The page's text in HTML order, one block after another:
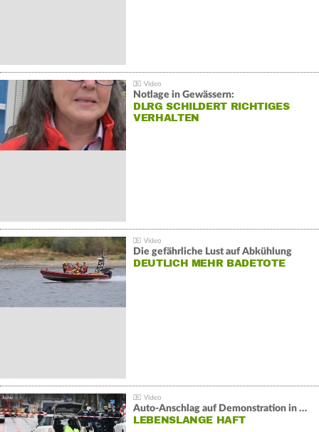
Notlage in Gewässern:
DLRG SCHILDERT RICHTIGES
VERHALTEN
Die gefährliche Lust auf Abkühlung
DEUTLICH MEHR BADETOTE
Auto-Anschlag auf Demonstration in München:
LEBENSLANGE HAFT